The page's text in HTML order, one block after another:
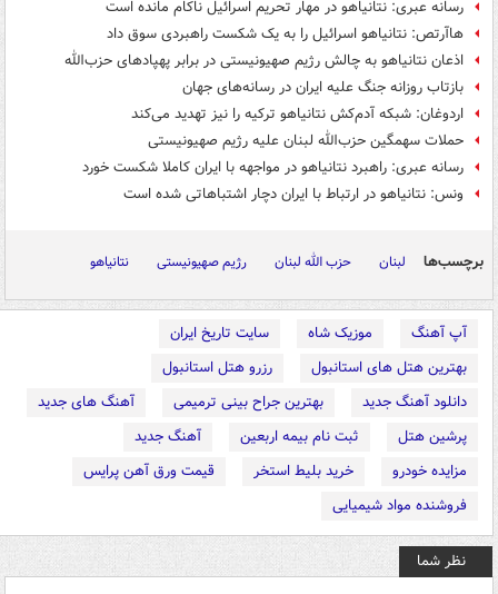
رسانه عبری: نتانیاهو در مهار تحریم اسرائیل ناکام مانده است
هاآرتص: نتانیاهو اسرائیل را به یک شکست راهبردی سوق داد
اذعان نتانیاهو به چالش رژیم صهیونیستی در برابر پهپادهای حزب‌الله
بازتاب روزانه جنگ علیه ایران در رسانه‌های جهان
اردوغان: شبکه آدم‌کش نتانیاهو ترکیه را نیز تهدید می‌کند
حملات سهمگین حزب‌الله لبنان علیه رژیم صهیونیستی
رسانه‌ عبری: راهبرد نتانیاهو در مواجهه با ایران کاملا شکست خورد
ونس: نتانیاهو در ارتباط با ایران دچار اشتباهاتی شده است
برچسب‌ها لبنان حزب الله لبنان رژیم صهیونیستی نتانیاهو
آپ آهنگ موزیک شاه
سایت تاریخ ایران
بهترین هتل های استانبول
رزرو هتل استانبول
دانلود آهنگ جدید
بهترین جراح بینی ترمیمی
آهنگ های جدید
پرشین هتل
ثبت نام بیمه اربعین
آهنگ جدید
مزایده خودرو
خرید بلیط استخر
قیمت ورق آهن پرایس
فروشنده مواد شیمیایی
نظر شما